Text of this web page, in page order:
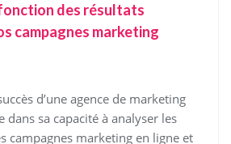
des résultats
campagnes marketing
d’une agence de marketing
dans sa capacité à analyser les
campagnes marketing en ligne et